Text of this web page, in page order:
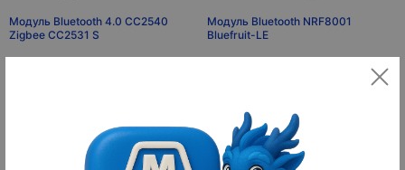
Модуль Bluetooth 4.0 CC2540
Zigbee CC2531 S
10
оплачено
Модуль Bluetooth NRF8001
Bluefruit-LE